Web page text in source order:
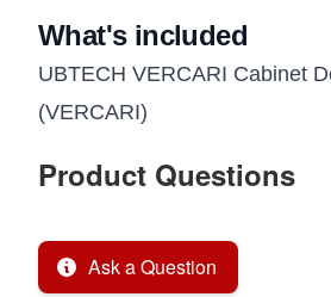
What's included
UBTECH VERCARI Cabinet
(VERCARI)
Product Questions
Ask a Question